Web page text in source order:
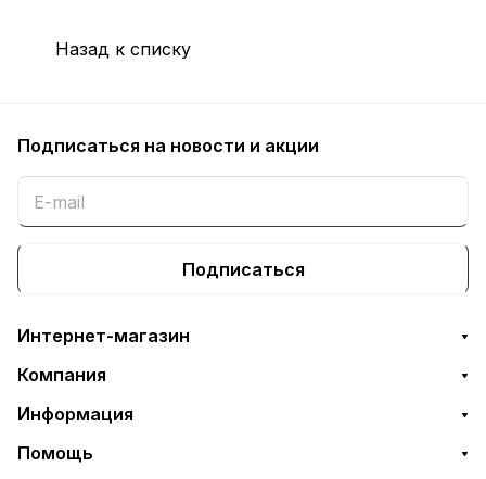
Назад к списку
Подписаться на новости и акции
Подписаться
Интернет-магазин
Компания
Информация
Помощь